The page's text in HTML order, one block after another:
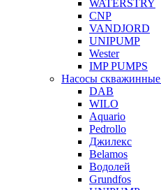
WATERSTRY
CNP
VANDJORD
UNIPUMP
Wester
IMP PUMPS
Насосы скважинные
DAB
WILO
Aquario
Pedrollo
Джилекс
Belamos
Водолей
Grundfos